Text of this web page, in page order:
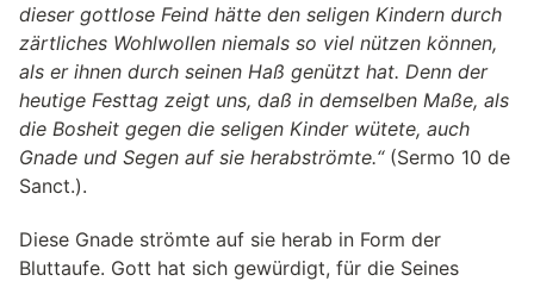
dieser gottlose Feind hätte den seligen Kindern durch
zärtliches Wohlwollen niemals so viel nützen können,
als er ihnen durch seinen Haß genützt hat. Denn der
heutige Festtag zeigt uns, daß in demselben Maße, als
die Bosheit gegen die seligen Kinder wütete, auch
Gnade und Segen auf sie herabströmte.“(Sermo 10 de
Sanct.).
Diese Gnade strömte auf sie herab in Form der
Bluttaufe. Gott hat sich gewürdigt, für die Seines